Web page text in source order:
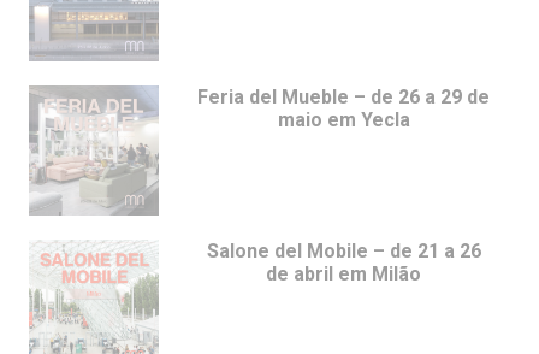
Feria del Mueble – de 26 a 29 de
maio em Yecla
Salone del Mobile – de 21 a 26
de abril em Milão